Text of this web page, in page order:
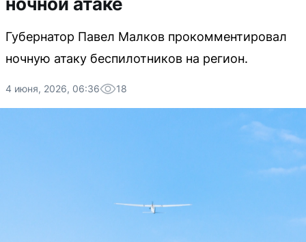
Губернатор Павел Малков прокомментировал
ночную атаку беспилотников на регион.
4 июня, 2026, 06:36 18